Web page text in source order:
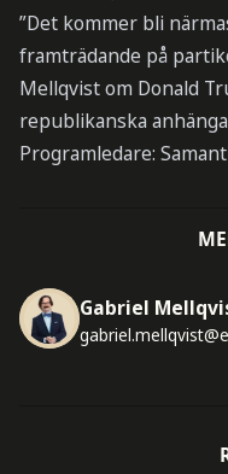
”Det kommer bli
framträdande på
Mellqvist om Donald
republikanska
Programledare:
Gabriel